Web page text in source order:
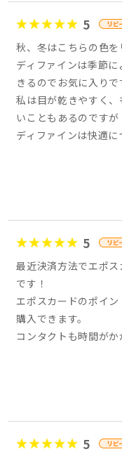
5
秋、冬はこちらの色を
ディファインは季節
きるのでお気に入りで
私は目が乾きやすく
いこともあるのですが
ディファインは快適
5
最近決済方法でエポ
です！
エポスカードのポイ
購入できます。
コンタクトも時間が
5